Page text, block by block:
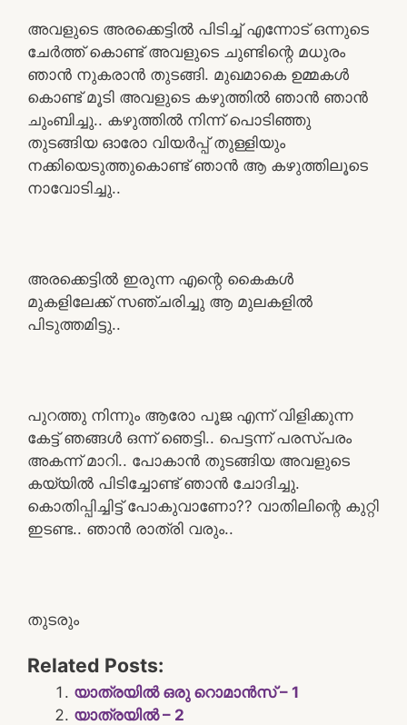
അവളുടെ അരക്കെട്ടിൽ പിടിച്ച് എന്നോട് ഒന്നുടെ
ചേർത്ത് കൊണ്ട് അവളുടെ ചുണ്ടിന്റെ മധുരം
ഞാൻ നുകരാൻ തുടങ്ങി. മുഖമാകെ ഉമ്മകൾ
കൊണ്ട് മൂടി അവളുടെ കഴുത്തിൽ ഞാൻ ഞാൻ
ചുംബിച്ചു.. കഴുത്തിൽ നിന്ന് പൊടിഞ്ഞു
തുടങ്ങിയ ഓരോ വിയർപ്പ് തുള്ളിയും
നക്കിയെടുത്തുകൊണ്ട് ഞാൻ ആ കഴുത്തിലൂടെ
നാവോടിച്ചു..
അരക്കെട്ടിൽ ഇരുന്ന എന്റെ കൈകൾ
മുകളിലേക്ക് സഞ്ചരിച്ചു ആ മുലകളിൽ
പിടുത്തമിട്ടു..
പുറത്തു നിന്നും ആരോ പൂജ എന്ന് വിളിക്കുന്ന
കേട്ട് ഞങ്ങൾ ഒന്ന് ഞെട്ടി.. പെട്ടന്ന് പരസ്പരം
അകന്ന് മാറി.. പോകാൻ തുടങ്ങിയ അവളുടെ
കയ്യിൽ പിടിച്ചോണ്ട് ഞാൻ ചോദിച്ചു.
കൊതിപ്പിച്ചിട്ട്‌ പോകുവാണോ?? വാതിലിന്റെ കുറ്റി
ഇടണ്ട.. ഞാൻ രാത്രി വരും..
തുടരും
Related Posts:
യാത്രയിൽ ഒരു റൊമാൻസ് – 1
യാത്രയിൽ – 2